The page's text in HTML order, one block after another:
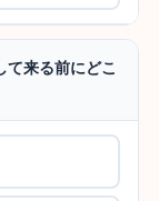
来る前にどこ